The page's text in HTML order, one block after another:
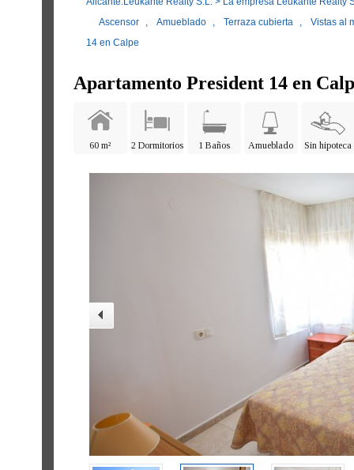
Ascensor
, Amueblado , Terraza cubierta ,
Vistas al
14 en Calpe
Apartamento President 14 en
60 m² 2 Dormitorios 1 Baños Amueblado Sin hipoteca